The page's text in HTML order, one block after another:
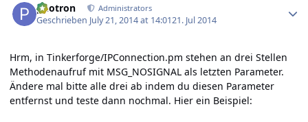
photron Administrators
Geschrieben July 21, 2014 at 14:0121. Jul 2014
Hrm, in Tinkerforge/IPConnection.pm stehen an drei Stellen
Methodenaufruf mit MSG_NOSIGNAL als letzten Parameter.
Ändere mal bitte alle drei ab indem du diesen Parameter
entfernst und teste dann nochmal. Hier ein Beispiel: